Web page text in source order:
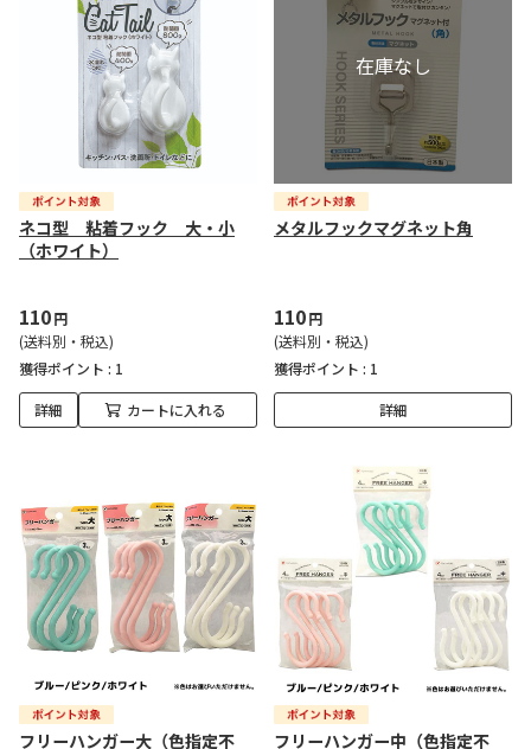
ネコ型 粘着フック 大・小
（ホワイト）
110円
(送料別・税込)
獲得ポイント : 1
詳細 カートに入れる
メタルフックマグネット角
110円
(送料別・税込)
獲得ポイント : 1
詳細
フリーハンガー大（色指定不 フリーハンガー中（色指定不